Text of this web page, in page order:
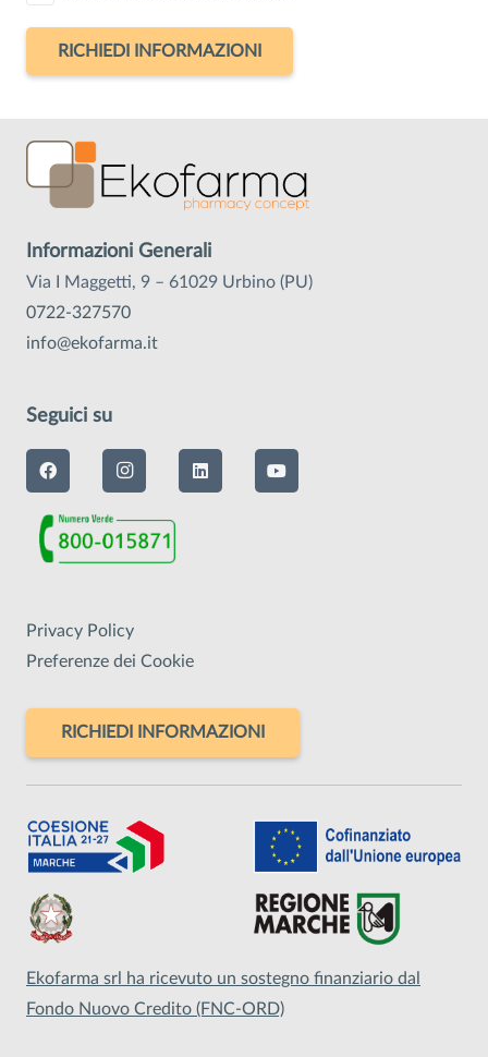
Informazioni Generali
Via I Maggetti, 9 – 61029 Urbino (PU)
0722-327570
info@ekofarma.it
Seguici su
Privacy Policy
Preferenze dei Cookie
RICHIEDI INFORMAZIONI
Ekofarma srl ha ricevuto un sostegno finanziario dal
Fondo Nuovo Credito (FNC-ORD)